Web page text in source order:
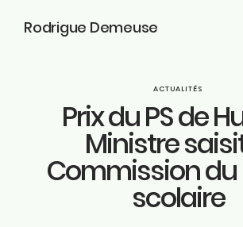
Rodrigue Demeuse
Parcours
Actualités
ACTUALITÉS
Prix du PS de
Ministre
Commission du
scolaire